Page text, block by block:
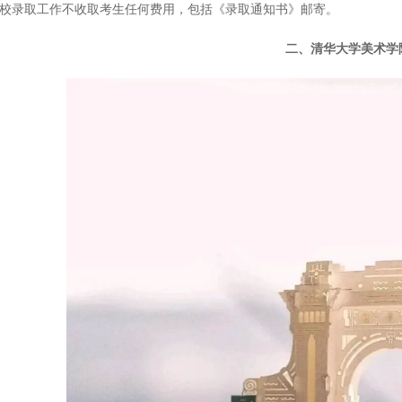
录取工作不收取考生任何费用，包括《录取通知书》邮寄。
二、清华大学美术学